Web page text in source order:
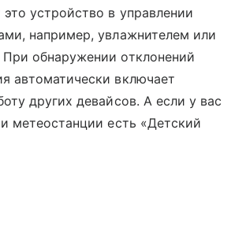
устройство в управлении
например, увлажнителем или
обнаружении отклонений
автоматически включает
других девайсов. А если у вас
метеостанции есть «Детский